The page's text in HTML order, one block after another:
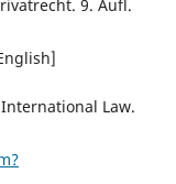
9. Aufl.
Law.